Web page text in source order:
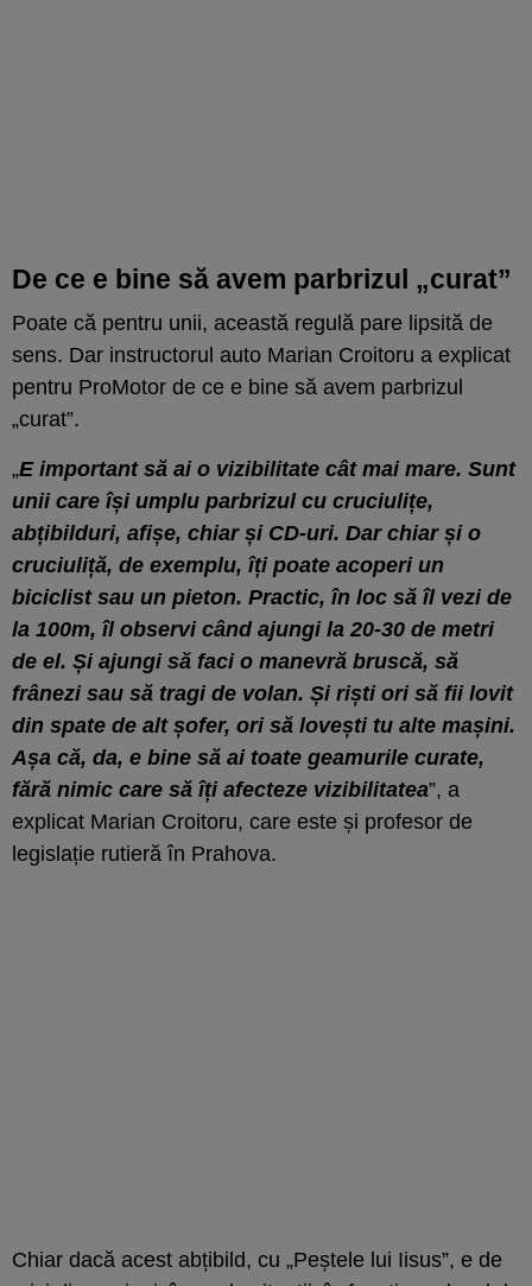
De ce e bine să avem parbrizul „curat”
Poate că pentru unii, această regulă pare lipsită de
sens. Dar instructorul auto Marian Croitoru a explicat
pentru ProMotor de ce e bine să avem parbrizul
„curat”.
„E important să ai o vizibilitate cât mai mare. Sunt
unii care își umplu parbrizul cu cruciulițe,
abțibilduri, afișe, chiar și CD-uri. Dar chiar și o
cruciuliță, de exemplu, îți poate acoperi un
biciclist sau un pieton. Practic, în loc să îl vezi de
la 100m, îl observi când ajungi la 20-30 de metri
de el. Și ajungi să faci o manevră bruscă, să
frânezi sau să tragi de volan. Și riști ori să fii lovit
din spate de alt șofer, ori să lovești tu alte mașini.
Așa că, da, e bine să ai toate geamurile curate,
fără nimic care să îți afecteze vizibilitatea”, a
explicat Marian Croitoru, care este și profesor de
legislație rutieră în Prahova.
Chiar dacă acest abțibild, cu „Peștele lui Iisus”, e de